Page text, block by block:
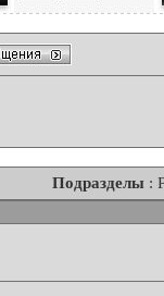
Подразделы :